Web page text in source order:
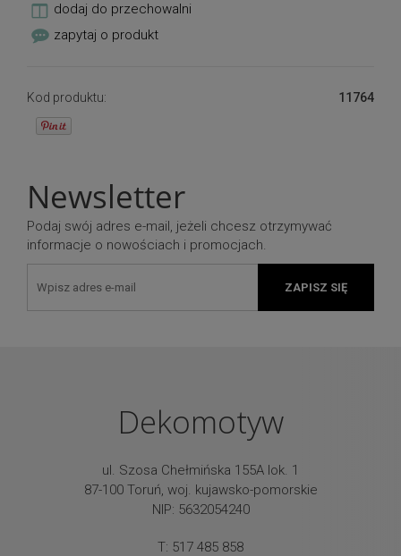
dodaj do przechowalni
zapytaj o produkt
Kod produktu: 11764
Newsletter
Podaj swój adres e-mail, jeżeli chcesz otrzymywać
informacje o nowościach i promocjach.
ZAPISZ SIĘ
Dekomotyw
ul. Szosa Chełmińska 155A lok. 1
87-100 Toruń, woj. kujawsko-pomorskie
NIP: 5632054240
T: 517 485 858